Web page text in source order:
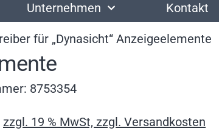
Unternehmen Kontakt
für „Dynasicht“ Anzeigeelemente
8753354
zzgl. 19 % MwSt, zzgl. Versandkosten